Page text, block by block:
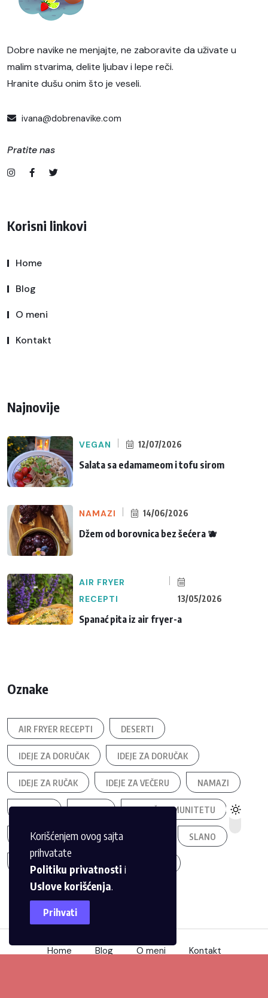
Korišćenjem ovog sajta
prihvatate
Politiku privatnosti i
Uslove korišćenja.
Prihvati
Dobre navike ne menjajte, ne zaboravite da uživate u
malim stvarima, delite ljubav i lepe reči.
Hranite dušu onim što je veseli.
ivana@dobrenavike.com
Pratite nas
Korisni linkovi
Home
Blog
O meni
Kontakt
Najnovije
VEGAN 12/07/2026
Salata sa edamameom i tofu sirom
NAMAZI 14/06/2026
Džem od borovnica bez šećera 🫐
AIR FRYER
RECEPTI
13/05/2026
Spanać pita iz air fryer-a
Oznake
AIR FRYER RECEPTI DESERTI
IDEJE ZA DORUČAK IDEJE ZA DORUČAK
IDEJE ZA RUČAK IDEJE ZA VEČERU NAMAZI
NAMAZI NAPICI PODRŠKA IMUNITETU
POSNO SALATE SLANO
SLATKO TURIZAM
Home Blog O meni Kontakt